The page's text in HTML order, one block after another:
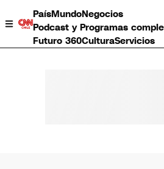
PaísMundoNegocios
Podcast y Programas
Futuro 360CulturaServicios